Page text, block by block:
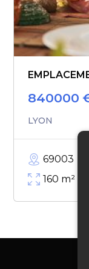
840000
LYON
69003
160 m²